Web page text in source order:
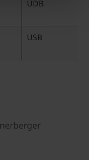
UDB
USB